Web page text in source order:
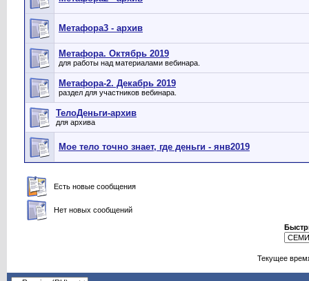
Метафора3 - архив
Метафора. Октябрь 2019
для работы над материалами вебинара.
Метафора-2. Декабрь 2019
раздел для участников вебинара.
ТелоДеньги-архив
для архива
Мое тело точно знает, где деньги - янв2019
Есть новые сообщения
Нет новых сообщений
Текущее